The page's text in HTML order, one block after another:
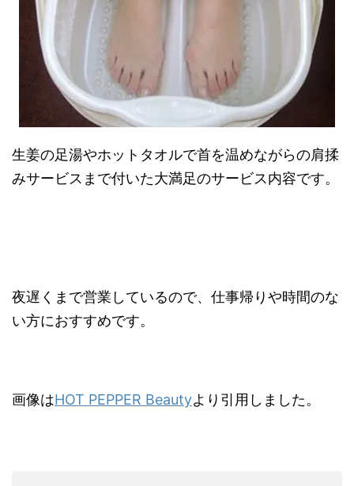
生姜の足湯やホットタオルで首を温めながらの肩揉
みサービスまで付いた大満足のサービス内容です。
夜遅くまで営業しているので、仕事帰りや時間のな
い方におすすめです。
画像はHOT PEPPER Beautyより引用しました。